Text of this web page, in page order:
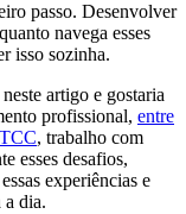
passo. Desenvolver
navega esses
isso sozinha.
artigo e gostaria
profissional, entre
, trabalho com
esses desafios,
experiências e
a dia.